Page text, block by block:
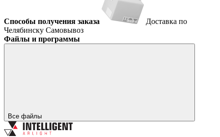
Способы получения заказа
Доставка по
Челябинску Самовывоз
Файлы и программы
Все файлы